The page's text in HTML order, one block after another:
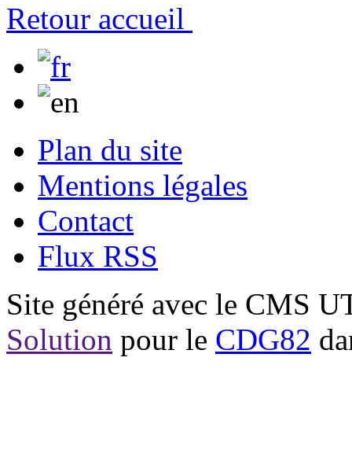
Retour accueil
Plan du site
Mentions légales
Contact
Flux RSS
Site généré avec le CMS
Solution pour le CDG82